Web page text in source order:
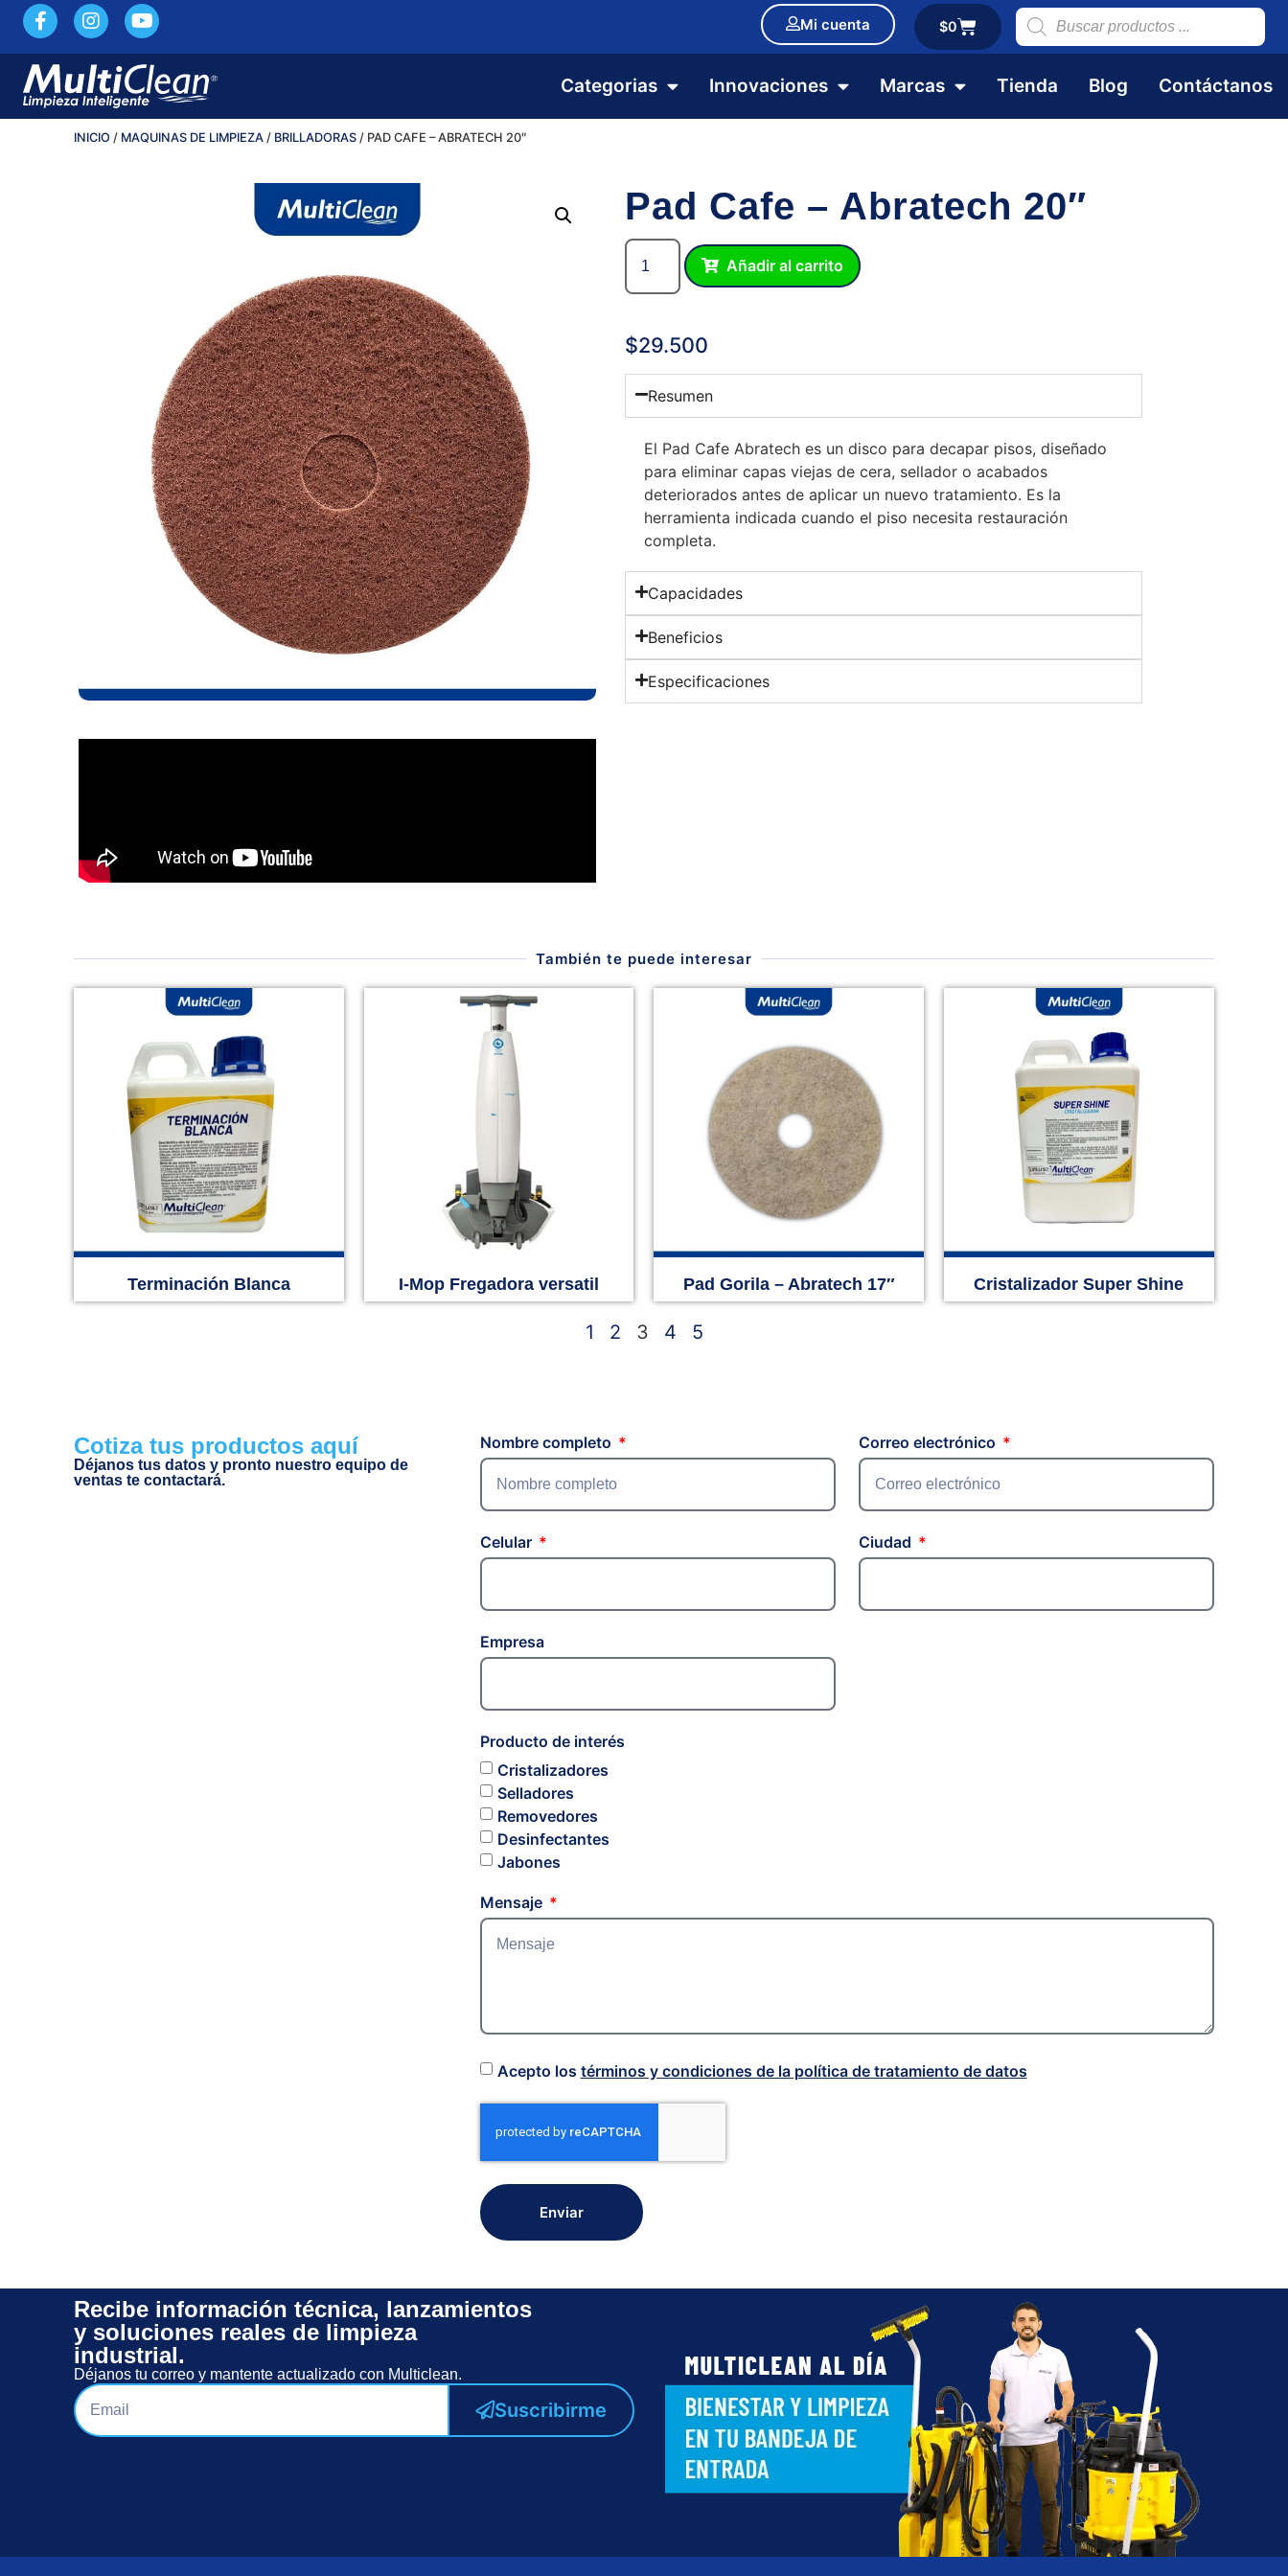
Mi cuenta $0
Categorias Innovaciones Marcas Tienda Blog Contáctanos
INICIO / MAQUINAS DE LIMPIEZA / BRILLADORAS / PAD CAFE – ABRATECH 20″
Pad Cafe – Abratech 20″
Añadir al carrito
$29.500
Resumen
El Pad Cafe Abratech es un disco para decapar pisos, diseñado
para eliminar capas viejas de cera, sellador o acabados
deteriorados antes de aplicar un nuevo tratamiento. Es la
herramienta indicada cuando el piso necesita restauración
completa.
Capacidades
Beneficios
Especificaciones
También te puede interesar
Terminación Blanca I-Mop Fregadora versatil Pad Gorila – Abratech 17″ Cristalizador Super Shine
1 2 3 4 5
Cotiza tus productos aquí
Déjanos tus datos y pronto nuestro equipo de
ventas te contactará.
Nombre completo Correo electrónico
Celular Ciudad
Empresa
Producto de interés
Cristalizadores
Selladores
Removedores
Desinfectantes
Jabones
Mensaje
Acepto los términos y condiciones de la política de tratamiento de datos
Enviar
Recibe información técnica, lanzamientos
y soluciones reales de limpieza
industrial.
Déjanos tu correo y mantente actualizado con Multiclean.
Suscribirme